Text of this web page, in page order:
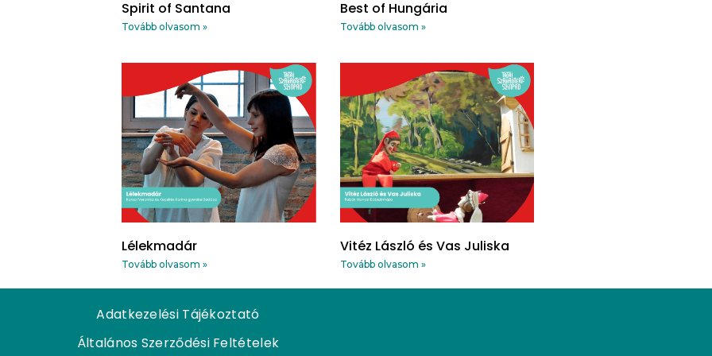
Spirit of Santana
Tovább olvasom »
Best of Hungária
Tovább olvasom »
Lélekmadár
Tovább olvasom »
Vitéz László és Vas Juliska
Tovább olvasom »
Adatkezelési Tájékoztató
Általános Szerződési Feltételek